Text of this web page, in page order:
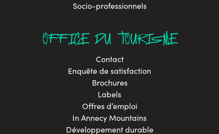
Socio-professionnels
OFFICE DU TOURISME
Contact
Enquête de satisfaction
Brochures
Labels
Offres d’emploi
In Annecy Mountains
Développement durable